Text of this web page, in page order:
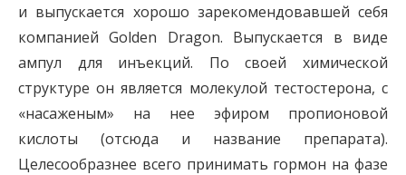
и выпускается хорошо зарекомендовавшей себя
компанией Golden Dragon. Выпускается в виде
ампул для инъекций. По своей химической
структуре он является молекулой тестостерона, с
«насаженым» на нее эфиром пропионовой
кислоты (отсюда и название препарата).
Целесообразнее всего принимать гормон на фазе